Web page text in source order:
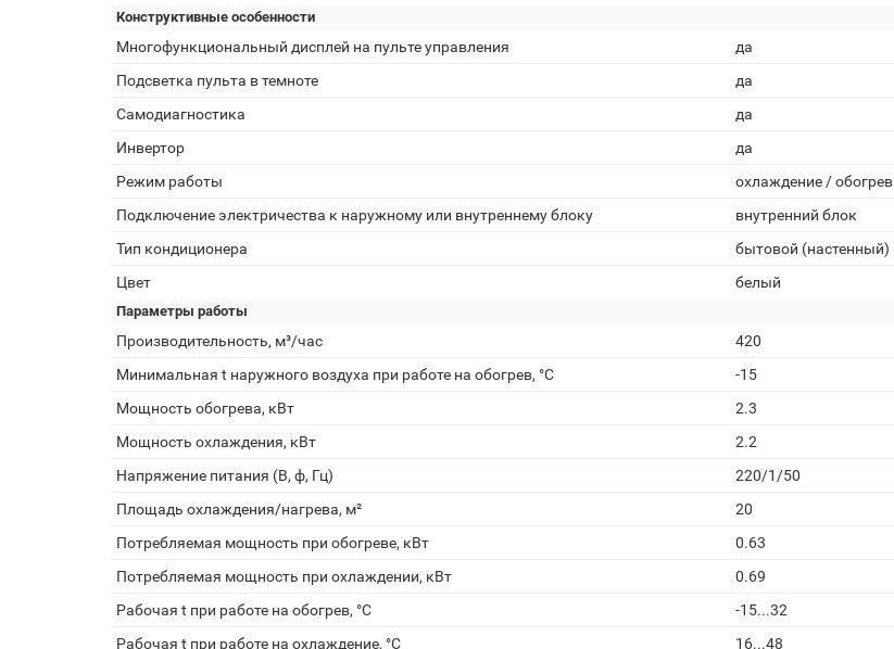
Конструктивные особенности
Многофункциональный дисплей на пульте управления
да
Подсветка пульта в темноте
да
Самодиагностика
да
Инвертор
да
Режим работы
охлаждение / обогрев
Подключение электричества к наружному или внутреннему блоку
внутренний блок
Тип кондиционера
бытовой (настенный)
Цвет
белый
Параметры работы
Производительность, м³/час
420
Минимальная t наружного воздуха при работе на обогрев, °С
-15
Мощность обогрева, кВт
2.3
Мощность охлаждения, кВт
2.2
Напряжение питания (В, ф, Гц)
220/1/50
Площадь охлаждения/нагрева, м²
20
Потребляемая мощность при обогреве, кВт
0.63
Потребляемая мощность при охлаждении, кВт
0.69
Рабочая t при работе на обогрев, °С
-15...32
Рабочая t при работе на охлаждение, °С
16...48